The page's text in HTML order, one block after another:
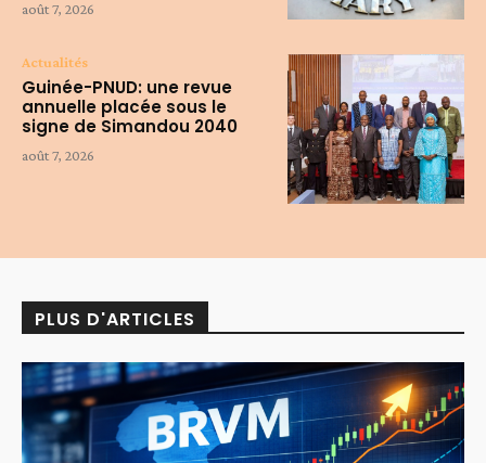
août 7, 2026
Actualités
Guinée-PNUD: une revue
annuelle placée sous le
signe de Simandou 2040
août 7, 2026
PLUS D'ARTICLES